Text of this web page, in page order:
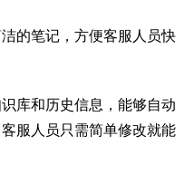
的笔记，方便客服人员快
库和历史信息，能够自动
服人员只需简单修改就能